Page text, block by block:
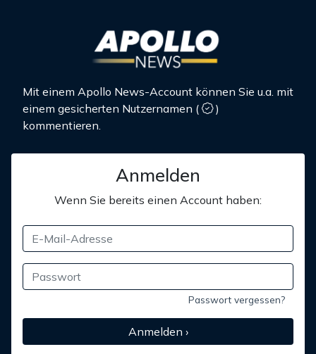
Mit einem Apollo News-Account können Sie u.a. mit
einem gesicherten Nutzernamen (
)
kommentieren.
Anmelden
Wenn Sie bereits einen Account haben:
Passwort vergessen?
Anmelden ›